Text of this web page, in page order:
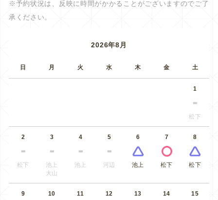
※予約状況は、反映に時間がかかることがございますのでご了
承ください。
2026年8月
日 月 火 水 木 金 土
1
松下
2
松下
3
池上
大山
4
池上
5
河辺
6
池上
7
松下
8
松下
9 10 11 12 13 14 15